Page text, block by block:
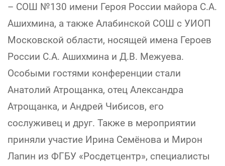
– СОШ №130 имени Героя России майора С.А.
Ашихмина, а также Алабинской СОШ с УИОП
Московской области, носящей имена Героев
России С.А. Ашихмина и Д.В. Межуева.
Особыми гостями конференции стали
Анатолий Атрощанка, отец Александра
Атрощанка, и Андрей Чибисов, его
сослуживец и друг. Также в мероприятии
приняли участие Ирина Семёнова и Мирон
Лапин из ФГБУ «Росдетцентр», специалисты